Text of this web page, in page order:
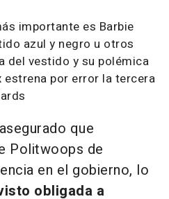
importante es Barbie
azul y negro u otros
del vestido y su polémica
por error la tercera
que
Politwoops de
en el gobierno, lo
obligada a